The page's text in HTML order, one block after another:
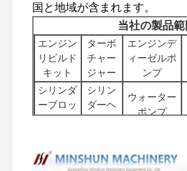
事件
パーキンズ エンジン
ヤンマーエンジン
クボタエンジン
カミンズエンジン
国と地域が含まれます。
当社の製品範
エンジン
リビルド
キット
ターボ
チャー
ジャー
エンジンデ
ィーゼルポ
ンプ
シリンダ
ーブロッ
ク
シリン
ダーヘ
ッド
ウォーター
ポンプ
ーモータ
ー
ター
セサリ